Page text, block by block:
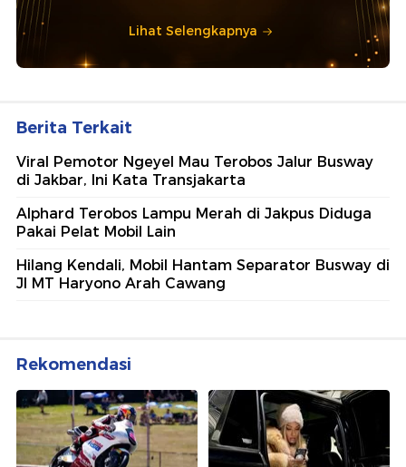
Lihat Selengkapnya
Berita Terkait
Viral Pemotor Ngeyel Mau Terobos Jalur Busway
di Jakbar, Ini Kata Transjakarta
Alphard Terobos Lampu Merah di Jakpus Diduga
Pakai Pelat Mobil Lain
Hilang Kendali, Mobil Hantam Separator Busway di
Jl MT Haryono Arah Cawang
Rekomendasi